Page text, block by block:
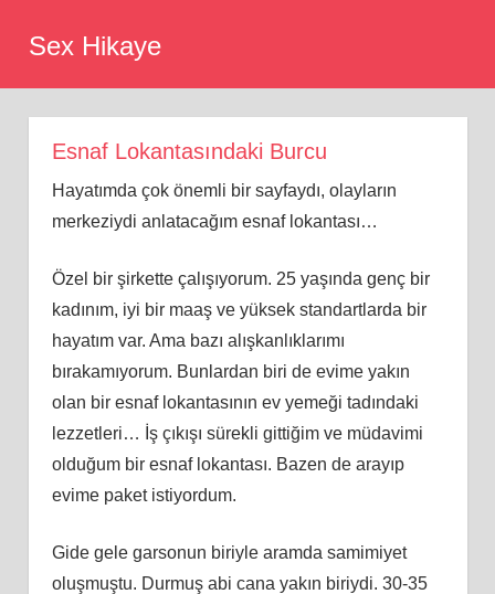
Sex Hikaye
Esnaf Lokantasındaki Burcu
Hayatımda çok önemli bir sayfaydı, olayların
merkeziydi anlatacağım esnaf lokantası…
Özel bir şirkette çalışıyorum. 25 yaşında genç bir
kadınım, iyi bir maaş ve yüksek standartlarda bir
hayatım var. Ama bazı alışkanlıklarımı
bırakamıyorum. Bunlardan biri de evime yakın
olan bir esnaf lokantasının ev yemeği tadındaki
lezzetleri… İş çıkışı sürekli gittiğim ve müdavimi
olduğum bir esnaf lokantası. Bazen de arayıp
evime paket istiyordum.
Gide gele garsonun biriyle aramda samimiyet
oluşmuştu. Durmuş abi cana yakın biriydi. 30-35